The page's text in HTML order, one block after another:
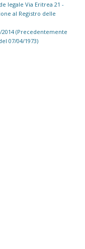
legale Via Eritrea 21 -
al Registro delle
(Precedentemente
07/04/1973)